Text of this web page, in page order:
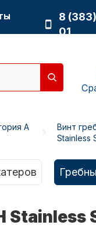
8
01
A
Винт
Stainless
Stainless